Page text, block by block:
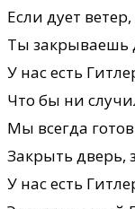
Если дует
Ты закрываешь
У нас есть
Что бы ни
Мы всегда
Закрыть дверь,
У нас есть